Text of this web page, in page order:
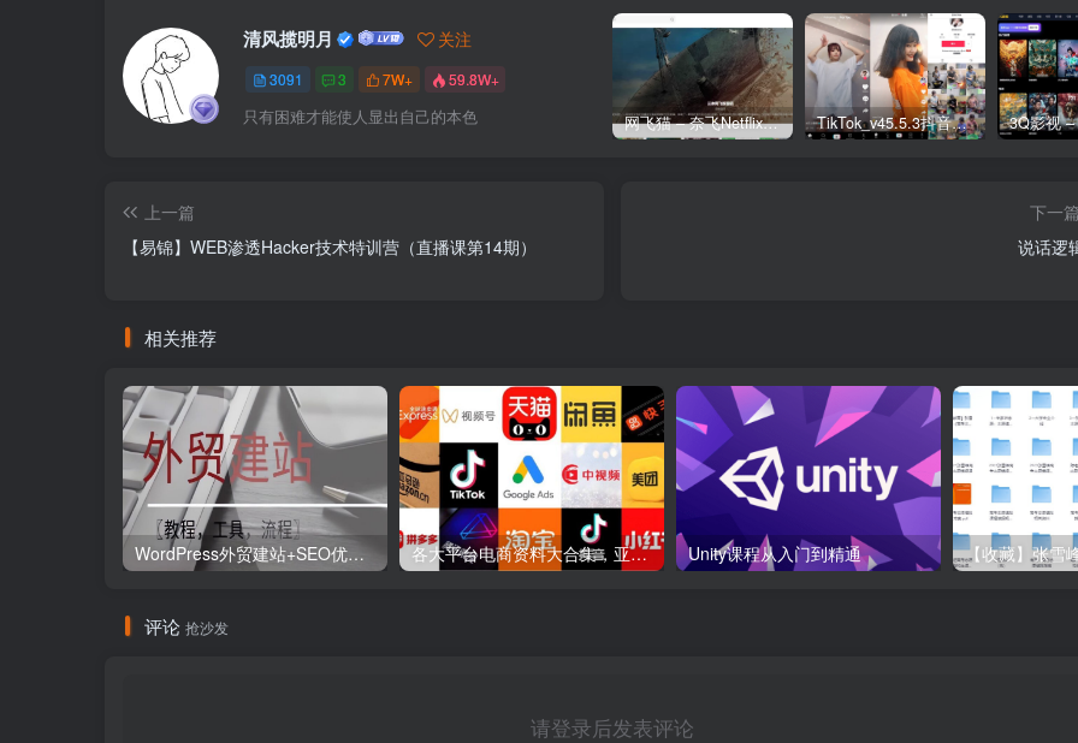
清风揽明月 关注
3091 3 7W+ 59.8W+
只有困难才能使人显出自己的本色 网飞猫 – 奈飞Netflix免费看 TikTok_v45.5.3抖音国际版_免拔卡解锁全球版
上一篇
【易锦】WEB渗透Hacker技术特训营（直播课第14期）
下一
说话逻
相关推荐
WordPress外贸建站+SEO优化课程【教程，工具，流程】 各大平台电商资料大合集，亚马逊+抖音+tiktok+美团+拼多多+淘宝+美团几十个平台 Unity课程从入门到精通
评论 抢沙发
请登录后发表评论